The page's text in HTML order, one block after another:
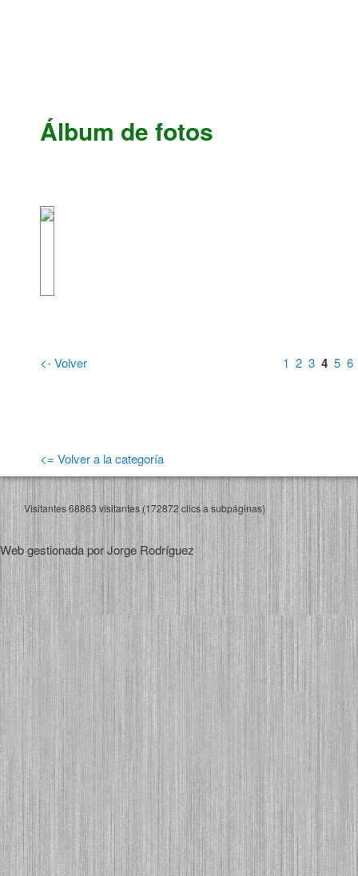
Álbum de fotos
<- Volver 1 2 3 4 5 6
<= Volver a la categoría
Visitantes 68863 visitantes (172872 clics a subpáginas)
Web gestionada por Jorge Rodríguez